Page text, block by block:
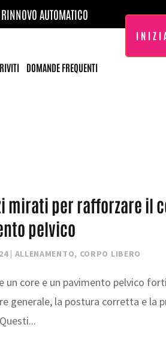
AUTOMATICO
DOMANDE FREQUENTI
mirati per rafforzare il
pelvico
| ALLENAMENTO, CORPO LIBERO
un core e un pavimento pelvico
generale, la postura corretta e la